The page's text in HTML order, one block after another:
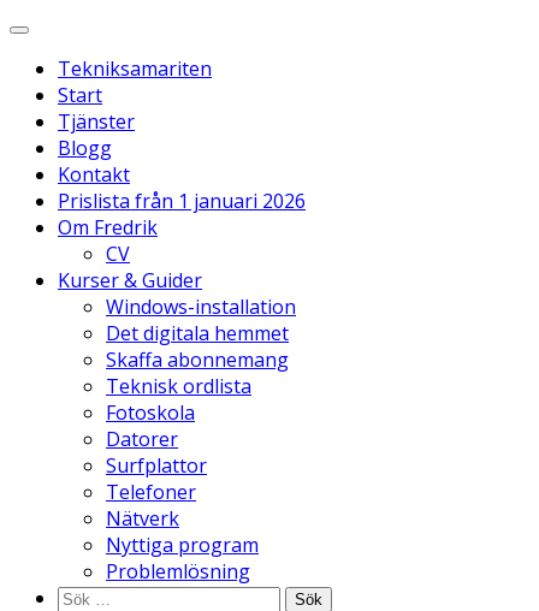
till
innehåll
Huvudmeny
Tekniksamariten
Start
Tjänster
Blogg
Kontakt
Prislista från 1 januari 2026
Om Fredrik
CV
Kurser & Guider
Windows-installation
Det digitala hemmet
Skaffa abonnemang
Teknisk ordlista
Fotoskola
Datorer
Surfplattor
Telefoner
Nätverk
Nyttiga program
Problemlösning
Sök